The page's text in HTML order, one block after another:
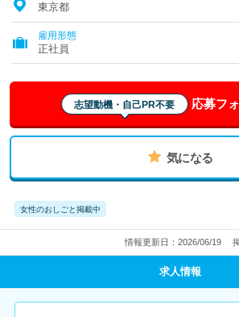
東京都
雇用形態
正社員
志望動機・自己PR不要 応募フ
気になる
女性のおしごと掲載中
情報更新日：2026/06/19
求人情報